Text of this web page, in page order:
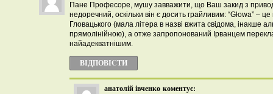
Пане Професоре, мушу завважити, що Ваш закид з
недоречний, оскільки він є досить грайливим: “Głowa” –
Гловацького (мала літера в назві вжита свідома, інакше
прямолінійною), а отже запропонований Ірванцем
найадекватнішим.
ВІДПОВІCТИ
анатолій івченко коментує: